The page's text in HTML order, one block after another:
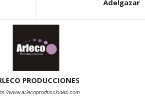
Adelgazar
PRODUCCIONES
www.arlecoproducciones.com